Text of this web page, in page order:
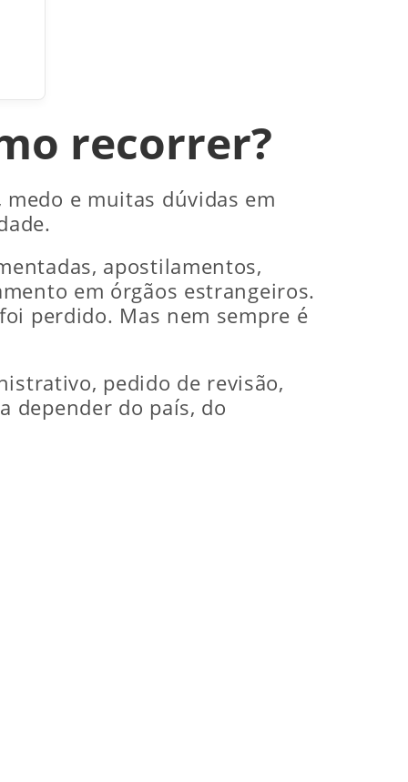
recorrer?
e muitas dúvidas em
apostilamentos,
em órgãos estrangeiros.
perdido. Mas nem sempre é
pedido de revisão,
depender do país, do